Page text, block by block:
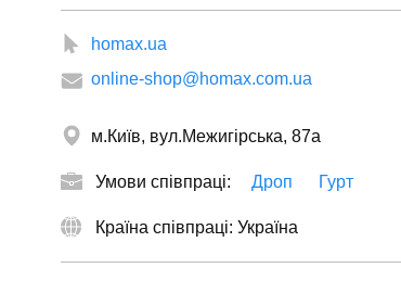
homax.ua
online-shop@homax.com.ua
м.Київ, вул.Межигірська, 87а
Умови співпраці: Дроп Гурт
Країна співпраці: Україна